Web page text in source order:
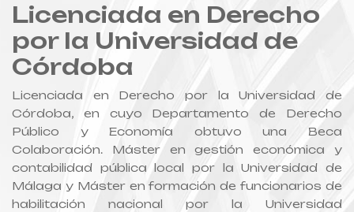
Licenciada en Derecho
por la Universidad de
Córdoba
Licenciada en Derecho por la Universidad de
Córdoba, en cuyo Departamento de Derecho
Público y Economía obtuvo una Beca
Colaboración. Máster en gestión económica y
contabilidad pública local por la Universidad de
Málaga y Máster en formación de funcionarios de
habilitación nacional por la Universidad